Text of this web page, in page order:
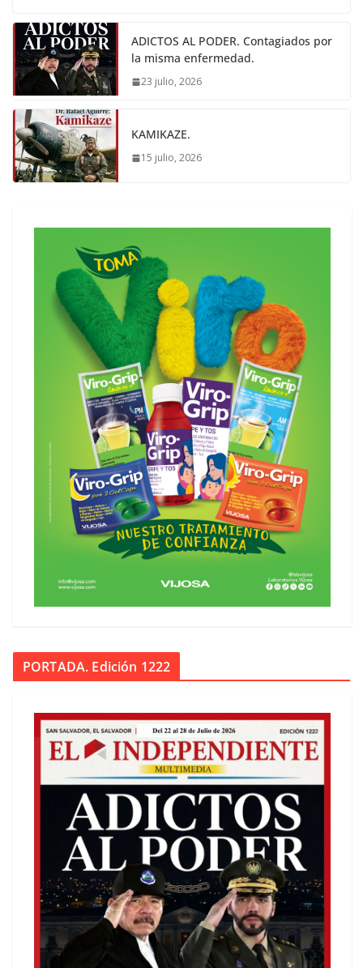
ADICTOS AL PODER. Contagiados por
la misma enfermedad.
23 julio, 2026
KAMIKAZE.
15 julio, 2026
PORTADA. Edición 1222